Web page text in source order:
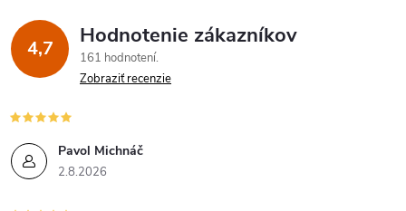
4,7 Hodnotenie zákazníkov
161 hodnotení
Zobraziť recenzie
Pavol Michnáč
2.8.2026